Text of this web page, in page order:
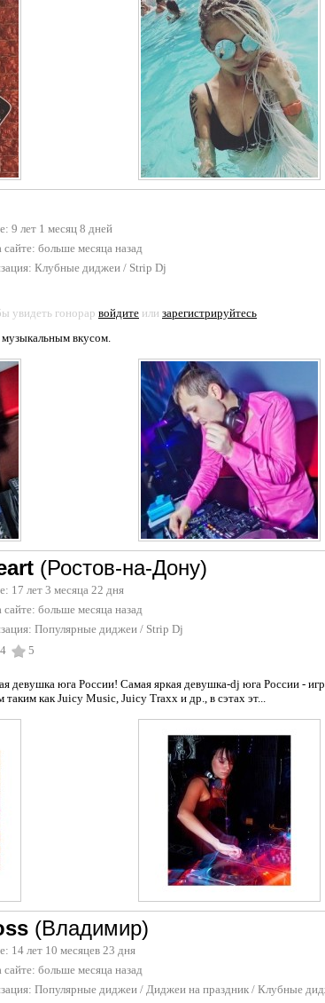
9 лет 1 месяц 8 дней
сайте: больше месяца назад
Клубные диджеи / Strip Dj
увидеть гонорар войдите или зарегистрируйтесь
вкусом.
(Ростов-на-Дону)
17 лет 3 месяца 22 дня
сайте: больше месяца назад
Популярные диджеи / Strip Dj
4 5
девушка юга России! Самая яркая девушка-dj юга России -
как Juicy Music, Juicy Traxx и др., в сэтах эт...
(Владимир)
14 лет 10 месяцев 23 дня
сайте: больше месяца назад
Популярные диджеи / Диджеи на праздник / Клубные